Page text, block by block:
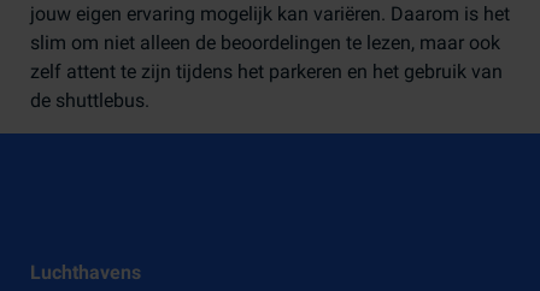
jouw eigen ervaring mogelijk kan variëren. Daarom is het
slim om niet alleen de beoordelingen te lezen, maar ook
zelf attent te zijn tijdens het parkeren en het gebruik van
de shuttlebus.
Luchthavens